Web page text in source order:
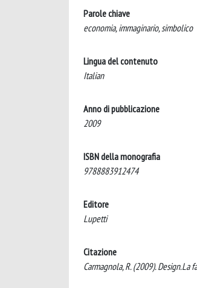
Parole chiave
economia, immaginario, simbolico
Lingua del contenuto
Italian
Anno di pubblicazione
2009
ISBN della monografia
9788883912474
Editore
Lupetti
Citazione
Carmagnola, R. (2009).